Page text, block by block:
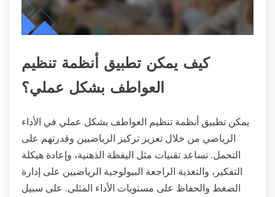
كيف يمكن تطبيق أنظمة تنظيم
العواطف بشكل عملي؟
يمكن تطبيق أنظمة تنظيم العواطف بشكل عملي في الأداء
الرياضي من خلال تعزيز تركيز الرياضيين وقدرتهم على
التحمل. تساعد تقنيات مثل اليقظة الذهنية، وإعادة هيكلة
التفكير، والتغذية الراجعة البيولوجية الرياضيين على إدارة
الضغط والحفاظ على مستويات الأداء المثلى. على سبيل